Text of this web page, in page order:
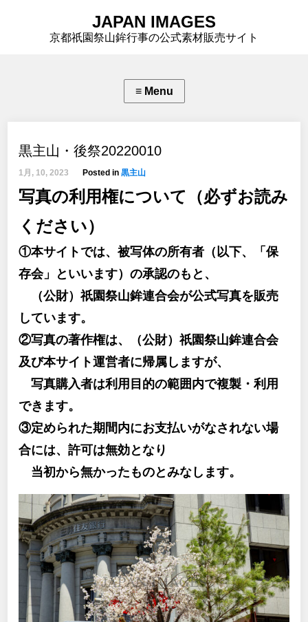
JAPAN IMAGES
京都祇園祭山鉾行事の公式素材販売サイト
黒主山・後祭20220010
1月, 10, 2023 Posted in黒主山
写真の利用権について（必ずお読み
ください）
①本サイトでは、被写体の所有者（以下、「保
存会」といいます）の承認のもと、
（公財）祇園祭山鉾連合会が公式写真を販売
しています。
②写真の著作権は、（公財）祇園祭山鉾連合会
及び本サイト運営者に帰属しますが、
写真購入者は利用目的の範囲内で複製・利用
できます。
③定められた期間内にお支払いがなされない場
合には、許可は無効となり
当初から無かったものとみなします。